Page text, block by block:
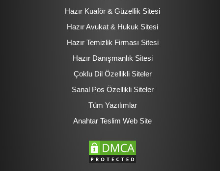
Hazır Kuaför & Güzellik Sitesi
Hazır Avukat & Hukuk Sitesi
Hazır Temizlik Firması Sitesi
Hazır Danışmanlık Sitesi
Çoklu Dil Özellikli Siteler
Sanal Pos Özellikli Siteler
Tüm Yazılımlar
Anahtar Teslim Web Site